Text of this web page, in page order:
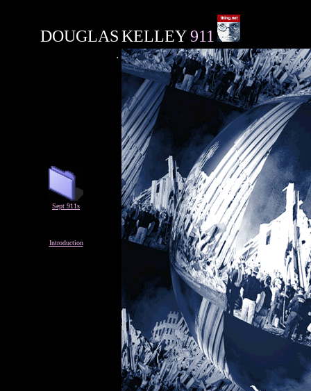
DOUGLASKELLEY911
.
Sept 911s
Introduction